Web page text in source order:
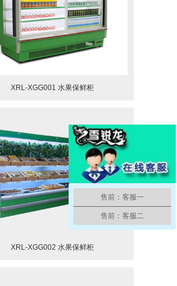
XRL-XGG001 水果保鲜柜
XRL-XGG002 水果保鲜柜
售前：客服一
售前：客服二